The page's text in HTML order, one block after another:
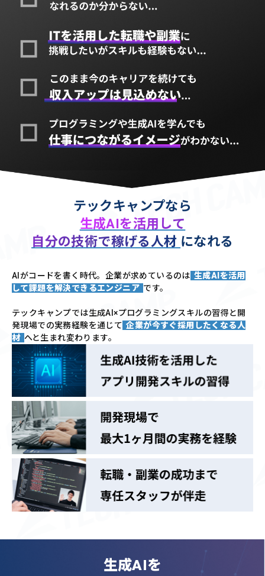
テックキャンプなら
生成AIを活用して
自分の技術で稼げる人材 になれる
AIがコードを書く時代。企業が求めているのは 生成AIを活用
して課題を解決できるエンジニア です。
テックキャンプでは生成AI×プログラミングスキルの習得と開
発現場での実務経験を通じて 企業が今すぐ採用したくなる人
材 へと生まれ変わります。
生成AIを